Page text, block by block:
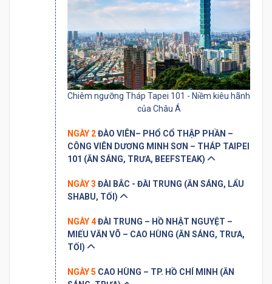
Chiêm ngưỡng Tháp Tapei 101 - Niềm kiêu hãnh
của Châu Á
NGÀY 2ĐÀO VIÊN– PHỔ CỔ THẬP PHẦN –
CÔNG VIÊN DƯƠNG MINH SƠN – THÁP TAIPEI
101 (ĂN SÁNG, TRƯA, BEEFSTEAK)
NGÀY 3 ĐÀI BẮC - ĐÀI TRUNG (ĂN SÁNG, LẨU
SHABU, TỐI)
NGÀY 4ĐÀI TRUNG – HỒ NHẬT NGUYỆT –
MIẾU VĂN VÕ – CAO HÙNG (ĂN SÁNG, TRƯA,
TỐI)
NGÀY 5 CAO HÙNG – TP. HỒ CHÍ MINH (ĂN